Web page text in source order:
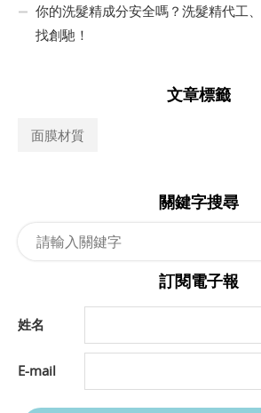
你的洗髮精成分安全嗎？洗髮精代工
找創馳！
文章標籤
面膜材質
關鍵字搜尋
訂閱電子報
姓名
E-mail